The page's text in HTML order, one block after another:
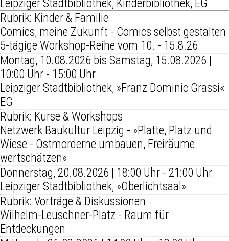
Leipziger Stadtbibliothek, Kinderbibliothek, EG
Rubrik: Kinder & Familie
Comics, meine Zukunft - Comics selbst gestalten
5-tägige Workshop-Reihe vom 10. - 15.8.26
Montag, 10.08.2026 bis Samstag, 15.08.2026 |
10:00 Uhr - 15:00 Uhr
Leipziger Stadtbibliothek, »Franz Dominic Grassi«
EG
Rubrik: Kurse & Workshops
Netzwerk Baukultur Leipzig - »Platte, Platz und
Wiese - Ostmorderne umbauen, Freiräume
wertschätzen«
Donnerstag, 20.08.2026 | 18:00 Uhr - 21:00 Uhr
Leipziger Stadtbibliothek, »Oberlichtsaal»
Rubrik: Vorträge & Diskussionen
Wilhelm-Leuschner-Platz - Raum für
Entdeckungen